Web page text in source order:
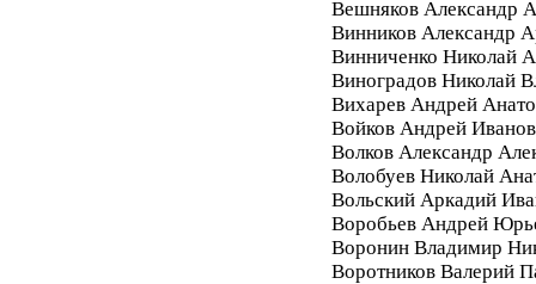
Вешняков Александр
Винников Александр
Винниченко Николай
Виноградов Николай
Вихарев Андрей
Войков Андрей
Волков Александр
Волобуев Николай
Вольский Аркадий
Воробьев Андрей
Воронин Владимир
Воротников Валерий